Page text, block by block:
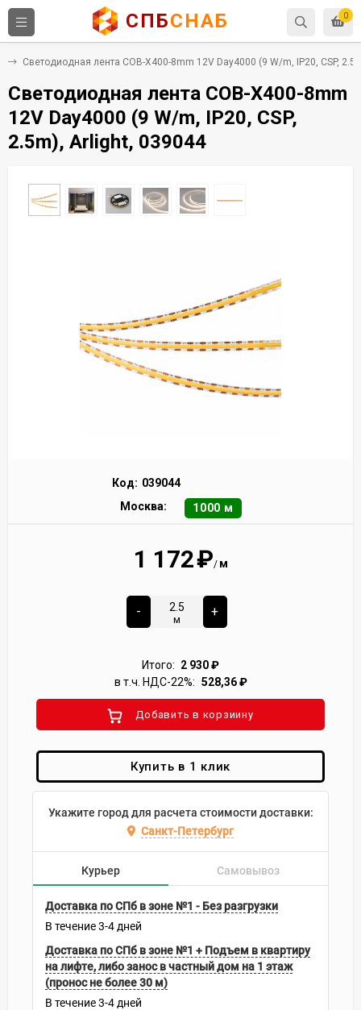
0
СПБСНАБ
Светодиодная лента COB-X400-8mm 12V Day4000 (9 W/m, IP20, CSP,
Светодиодная лента COB-X400-8mm
12V Day4000 (9 W/m, IP20, CSP,
2.5m), Arlight, 039044
Код: 039044
Москва:
1000 м
1 172₽/ м
-
м
+
Итого: 2 930₽
в т.ч. НДС-22%: 528,36₽
Добавить в корзиину
Купить в 1 клик
Укажите город для расчета стоимости доставки:
Санкт-Петербург
Курьер Самовывоз
Доставка по СПб в зоне №1 - Без разгрузки
В течение3-4 дней
Доставка по СПб в зоне №1 + Подъем в квартиру
на лифте, либо занос в частный дом на 1 этаж
(пронос не более 30 м)
В течение3-4 дней